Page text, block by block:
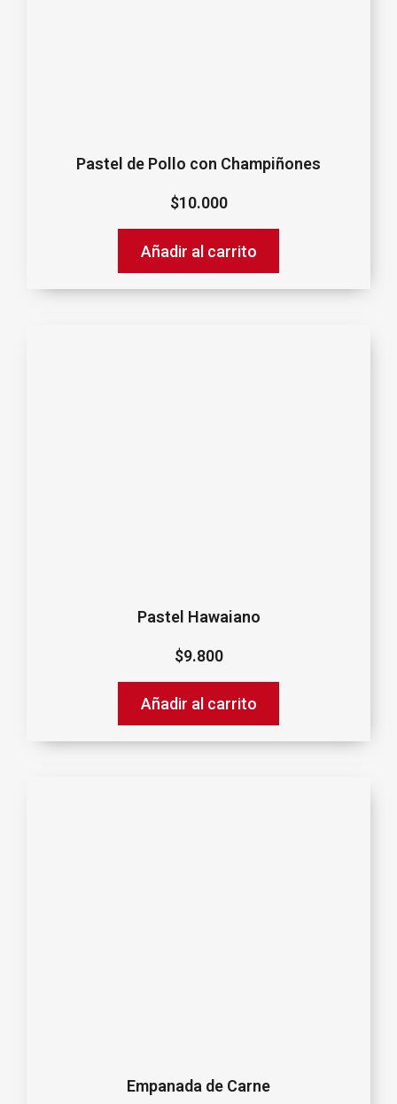
Pastel de Pollo con Champiñones
$10.000
Añadir al carrito
Pastel Hawaiano
$9.800
Añadir al carrito
Empanada de Carne